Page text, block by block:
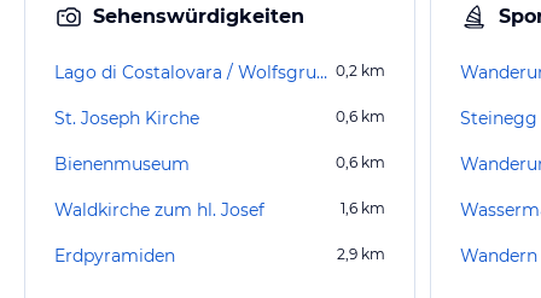
Sehenswürdigkeiten
Lago di Costalovara / Wolfsgrubner See 0,2 km
St. Joseph Kirche 0,6 km
Bienenmuseum 0,6 km
Waldkirche zum hl. Josef 1,6 km
Erdpyramiden 2,9 km
Steinegg